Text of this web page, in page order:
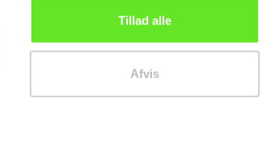
Tillad alle
Afvis